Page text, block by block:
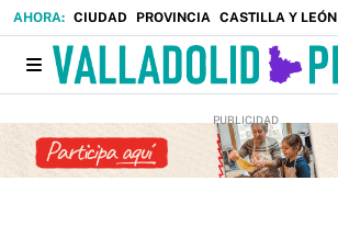
CIUDAD PROVINCIA CASTILLA Y LEÓN